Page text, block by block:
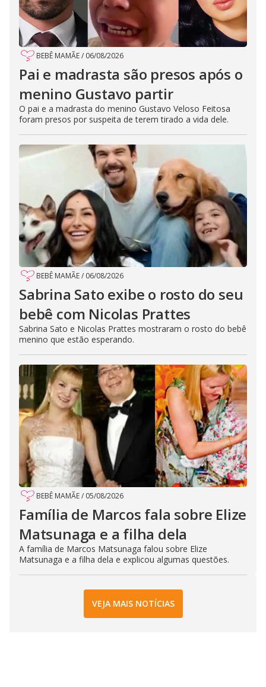
BEBÊ MAMÃE/ 06/08/2026
Pai e madrasta são presos após o
menino Gustavo partir
O pai e a madrasta do menino Gustavo Veloso Feitosa
foram presos por suspeita de terem tirado a vida dele.
BEBÊ MAMÃE/ 06/08/2026
Sabrina Sato exibe o rosto do seu
bebê com Nicolas Prattes
Sabrina Sato e Nicolas Prattes mostraram o rosto do bebê
menino que estão esperando.
BEBÊ MAMÃE/ 05/08/2026
Família de Marcos fala sobre Elize
Matsunaga e a filha dela
A família de Marcos Matsunaga falou sobre Elize
Matsunaga e a filha dela e explicou algumas questões.
VEJA MAIS NOTÍCIAS